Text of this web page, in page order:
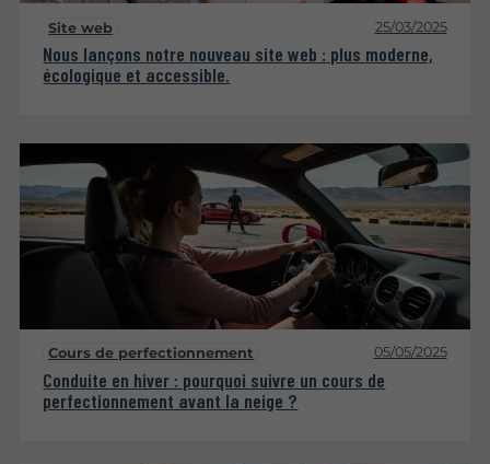
Site web 25/03/2025
Nous lançons notre nouveau site web : plus moderne,
écologique et accessible.
Cours de perfectionnement 05/05/2025
Conduite en hiver : pourquoi suivre un cours de
perfectionnement avant la neige ?